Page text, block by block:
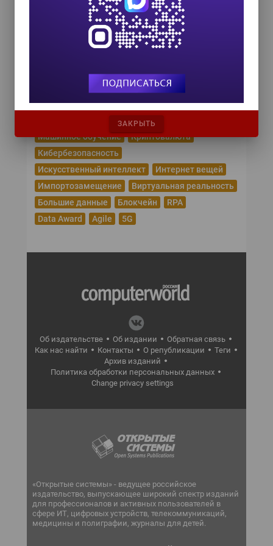
HR TECH + ИИ ТРАНСФОРМАЦИЯ 2026
8 октября 2026
Эпидемия коронавируса
Цифровая трансформация
Удаленная работа
Робототехника
Облачные сервисы
Машинное обучение
Криптовалюта
Кибербезопасность
Искусственный интеллект
Интернет вещей
Импортозамещение
Виртуальная реальность
Большие данные
Блокчейн
RPA
Data Award
Agile 5G
Об издательстве Об издании
Обратная связь
Как нас найти
Контакты О републикации
Теги
Архив изданий
Политика обработки персональных данных
Change privacy settings
«Открытые системы» - ведущее российское
издательство, выпускающее широкий спектр изданий
для профессионалов и активных пользователей в
сфере ИТ, цифровых устройств, телекоммуникаций,
медицины и полиграфии, журналы для детей.
ЗАКРЫТЬ